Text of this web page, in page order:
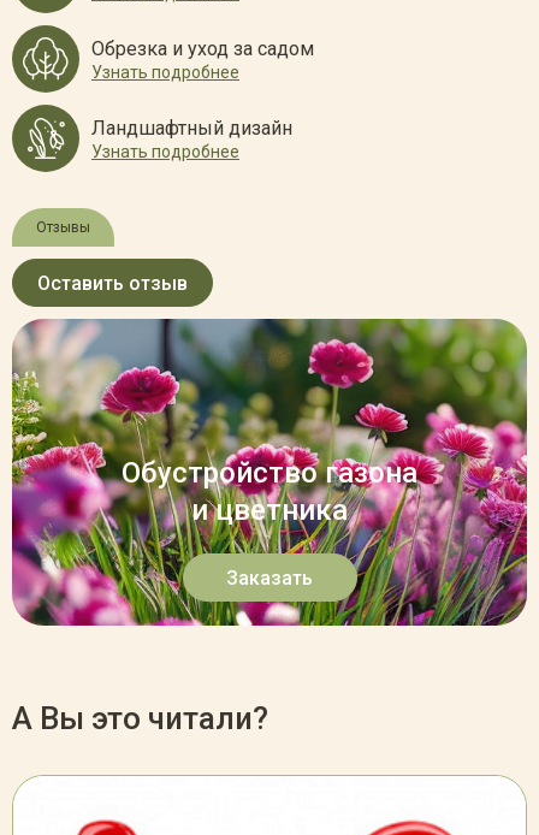
Обрезка и уход за садом
Узнать подробнее
Ландшафтный дизайн
Узнать подробнее
Отзывы
Оставить отзыв
Обустройство газона
и цветника
Заказать
А Вы это читали?